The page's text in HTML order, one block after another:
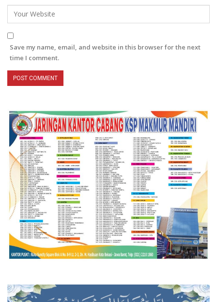
Save my name, email, and website in this browser for the next
time I comment.